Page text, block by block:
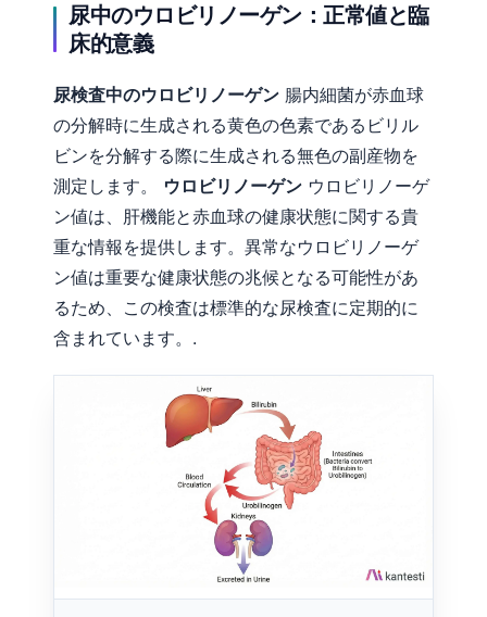
尿中のウロビリノーゲン：正常値と臨
床的意義
尿検査中のウロビリノーゲン 腸内細菌が赤血球
の分解時に生成される黄色の色素であるビリル
ビンを分解する際に生成される無色の副産物を
測定します。 ウロビリノーゲン ウロビリノーゲ
ン値は、肝機能と赤血球の健康状態に関する貴
重な情報を提供します。異常なウロビリノーゲ
ン値は重要な健康状態の兆候となる可能性があ
るため、この検査は標準的な尿検査に定期的に
含まれています。.